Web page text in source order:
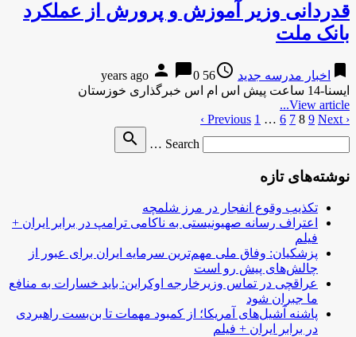
قدردانی وزیر آموزش و پرورش از عملکرد
بانک ملت
bookmark اخبار مدرسه جدید access_time
56 years ago
person chat_bubble0
ایسنا-14 ساعت پیش اس ام اس خبرگذاری خوزستان
View article...
صفحه‌بندی‹ Previous
1 … 6 7 8 9 Next ›
Search …
search
نوشته‌های تازه
تکذیب وقوع انفجار در مرز شلمچه
اعتراف رسانه صهیونیستی به ناکامی ترامپ در برابر ایران +
فیلم
پزشکیان: وفاق ملی مهم‌ترین سرمایه ایران برای عبور از
چالش‌های پیش رو است
عراقچی در تماس وزیرخارجه اوکراین: باید خسارات به منافع
ما جبران شود
پاشنه آشیل‌های آمریکا؛ از کمبود مهمات تا بن‌بست راهبردی
در برابر ایران + فیلم